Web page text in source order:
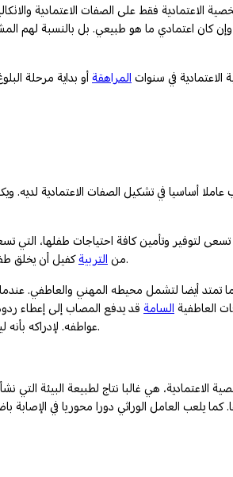
الاعتمادية فقط على الصفات الاعتمادية
كان اعتمادي ما هو طبيعي. بل بالنسبة لهم
في سنوات المراهقة أو بداية مرحلة
عاملا أساسيا في تشكيل الصفات الاعتمادية
تسعى لتوفير وتأمين كافة احتياجات طفلها،
من التربية كفيل أن يخلق طفلا اعتماديا منعزلا عن الواقع متصورا بأن من حوله يجب أن يقوموا بذات الدور الذي يقوم به أهله، وهو تأمين احتياجاته وتحمل مسؤوليته.
تمتد أيضا لتشمل محيطه المهني والعاطفي.
العاطفية السامة قد يدفع المصاب إلى إعطاء
عواطفه. لإدراكه بأنه ليس لديه الإمكانيات الكافية لإرضاء الشريك أو لتحسين وتطوير العلاقة، وأن هذا كله لا يقع ضمن مسؤولياته إنما ضمن مسؤولية الشريك.
الاعتمادية، هي غالبا نتاج لطبيعة البيئة
يلعب العامل الوراثي دورا محوريا في الإصابة